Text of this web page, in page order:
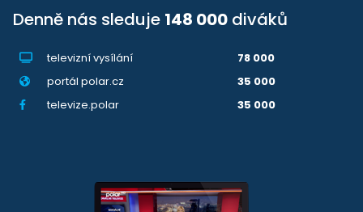
Denně nás sleduje 148 000 diváků
televizní vysílání
78 000
portál polar.cz
35 000
televize.polar
35 000